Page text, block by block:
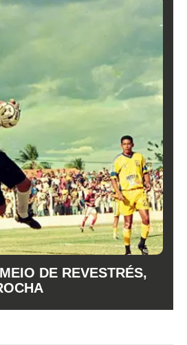
DE REVESTRÉS,